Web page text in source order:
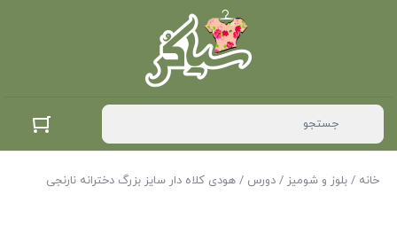
خانه / بلوز و شومیز / دورس / هودی کلاه دار سایز بزرگ دخترانه نارنجی